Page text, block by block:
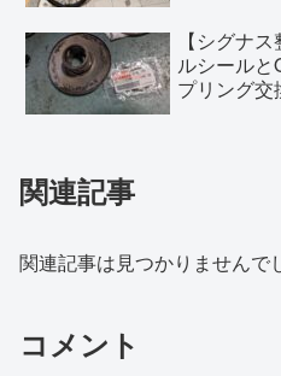
【シグナ
ルシールと
プリング交
関連記事
関連記事は見つかりませんで
コメント